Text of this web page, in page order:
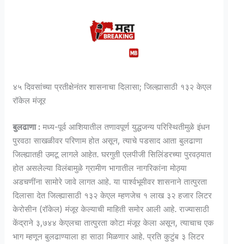
४५ दिवसांच्या प्रतीक्षेनंतर शासनाचा दिलासा; जिल्ह्यासाठी १३२ केएल
रॉकेल मंजूर
बुलढाणा : मध्य-पूर्व आशियातील तणावपूर्ण युद्धजन्य परिस्थितीमुळे इंधन
पुरवठा साखळीवर परिणाम होत असून, त्याचे पडसाद आता बुलढाणा
जिल्ह्यातही उमटू लागले आहेत. घरगुती एलपीजी सिलिंडरच्या पुरवठ्यात
होत असलेल्या विलंबामुळे ग्रामीण भागातील नागरिकांना मोठ्या
अडचणींना सामोरे जावे लागत आहे. या पार्श्वभूमीवर शासनाने तात्पुरता
दिलासा देत जिल्ह्यासाठी १३२ केएल म्हणजेच १ लाख ३२ हजार लिटर
केरोसीन (रॉकेल) मंजूर केल्याची माहिती समोर आली आहे. राज्यासाठी
केंद्राने ३,७४४ केएलचा तात्पुरता कोटा मंजूर केला असून, त्याचाच एक
भाग म्हणून बुलढाण्याला हा साठा मिळणार आहे. प्रति कुटुंब ३ लिटर